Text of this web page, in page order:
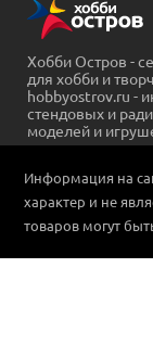
Хобби Остров -
для хобби и
hobbyostrov.ru -
стендовых и
моделей и
Информация на
характер и не
товаров могут